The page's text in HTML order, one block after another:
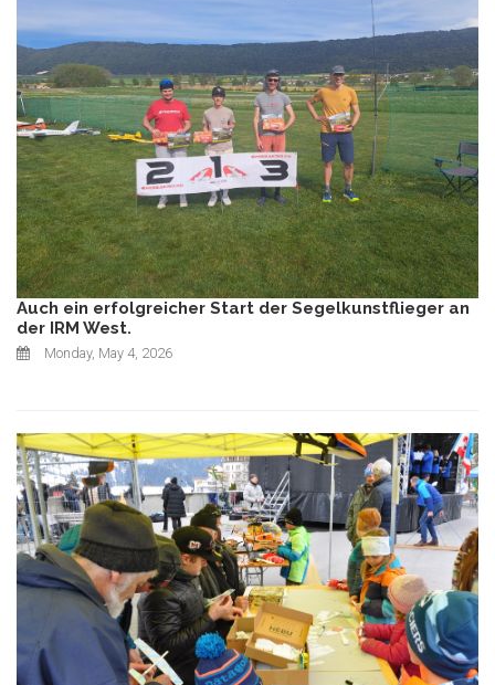
Auch ein erfolgreicher Start der Segelkunstflieger an
der IRM West.
Monday, May 4, 2026